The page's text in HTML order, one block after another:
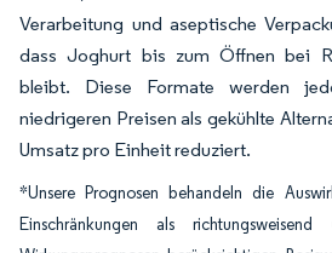
Verarbeitung und aseptische
dass Joghurt bis zum Öffnen bei
bleibt. Diese Formate werden
niedrigeren Preisen als gekühlte
Umsatz pro Einheit reduziert.
*Unsere Prognosen behandeln die
Einschränkungen als